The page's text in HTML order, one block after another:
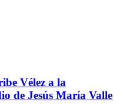
Vélez a la
de Jesús María Valle